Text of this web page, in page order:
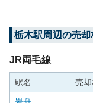
栃木駅周辺の売却
JR両毛線
駅名 売